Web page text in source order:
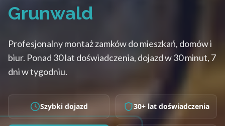
Grunwald
Profesjonalny montaż zamków do mieszkań, domów i
biur. Ponad 30 lat doświadczenia, dojazd w 30 minut, 7
dni w tygodniu.
Szybki dojazd 30+ lat doświadczenia